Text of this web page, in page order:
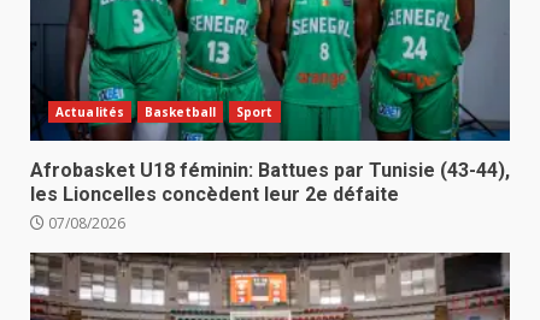
Actualités Basketball Sport
Afrobasket U18 féminin: Battues par Tunisie (43-44),
les Lioncelles concèdent leur 2e défaite
07/08/2026